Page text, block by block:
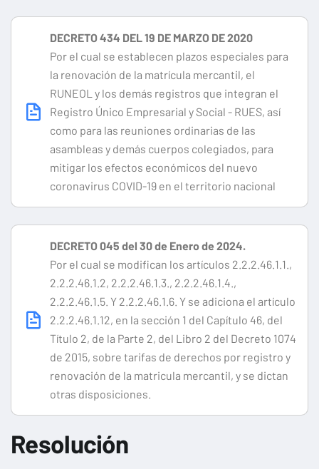
DECRETO 434 DEL 19 DE MARZO DE 2020
Por el cual se establecen plazos especiales para
la renovación de la matrícula mercantil, el
RUNEOL y los demás registros que integran el
Registro Único Empresarial y Social - RUES, así
como para las reuniones ordinarias de las
asambleas y demás cuerpos colegiados, para
mitigar los efectos económicos del nuevo
coronavirus COVID-19 en el territorio nacional
DECRETO 045 del 30 de Enero de 2024.
Por el cual se modifican los artículos 2.2.2.46.1.1.,
2.2.2.46.1.2, 2.2.2.46.1.3., 2.2.2.46.1.4.,
2.2.2.46.1.5. Y 2.2.2.46.1.6. Y se adiciona el artículo
2.2.2.46.1.12, en la sección 1 del Capítulo 46, del
Título 2, de la Parte 2, del Libro 2 del Decreto 1074
de 2015, sobre tarifas de derechos por registro y
renovación de la matricula mercantil, y se dictan
otras disposiciones.
Resolución